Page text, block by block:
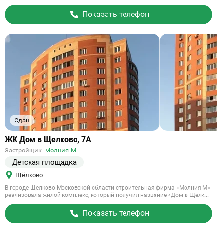
Показать телефон
Сдан
Ссылка
объект
ЖК Дом в Щелково, 7А
Застройщик Молния-М
Детская площадка
Щёлково
В городе Щелково Московской области строительная фирма «Молния-М»
реализовала жилой комплекс, который получил название «Дом в Щелк...
Показать телефон